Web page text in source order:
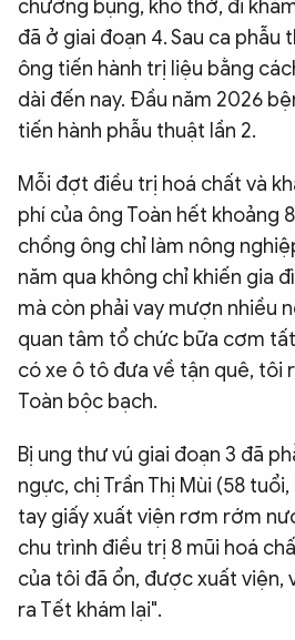
chướng bụng, khó thở, đi
đã ở giai đoạn 4. Sau ca phẫu
ông tiến hành trị liệu bằng
dài đến nay. Đầu năm 2026
tiến hành phẫu thuật lần 2.
Mỗi đợt điều trị hoá chất và
phí của ông Toàn hết khoảng
chồng ông chỉ làm nông
năm qua không chỉ khiến gia
mà còn phải vay mượn nhiều
quan tâm tổ chức bữa cơm
có xe ô tô đưa về tận quê, tôi
Toàn bộc bạch.
Bị ung thư vú giai đoạn 3 đã
ngực, chị Trần Thị Mùi (58
tay giấy xuất viện rơm rớm
chu trình điều trị 8 mũi hoá
của tôi đã ổn, được xuất viện,
ra Tết khám lại".